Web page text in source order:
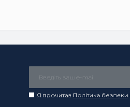
Я прочитав Політика безпеки